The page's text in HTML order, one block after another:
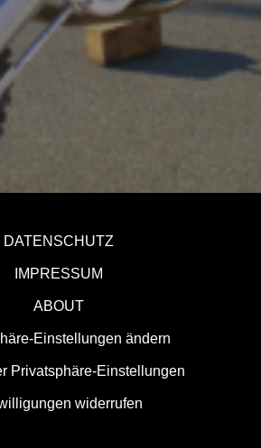
DATENSCHUTZ
IMPRESSUM
ABOUT
Einstellungen ändern
Privatsphäre-Einstellungen
widerrufen